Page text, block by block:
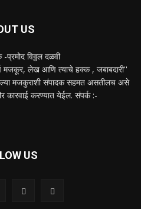
US
प्रमोद विठ्ठल दळवी
मजकूर, लेख आणि त्याचे हक्क , जबाबदारी''
मजकुराशी संपादक सहमत असतीलच असे
कारवाई करण्यात येईल. संपर्क :-
US